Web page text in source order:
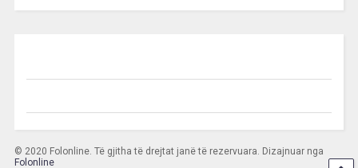
© 2020 Folonline. Të gjitha të drejtat janë të rezervuara. Dizajnuar nga
Folonline